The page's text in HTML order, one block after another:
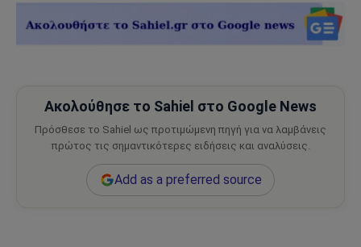
Ακολούθησε το Sahiel στο Google News
Πρόσθεσε το Sahiel ως προτιμώμενη πηγή για να λαμβάνεις
πρώτος τις σημαντικότερες ειδήσεις και αναλύσεις.
Add as a preferred source